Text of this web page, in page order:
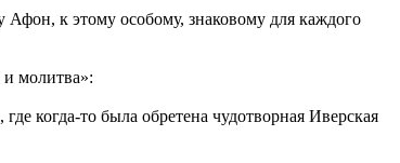
Афон, к этому особому, знаковому для каждого
молитва»:
когда-то была обретена чудотворная Иверская